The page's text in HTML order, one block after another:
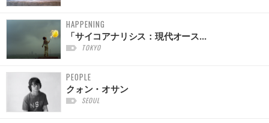
HAPPENING
「サイコアナリシス：現代オース...
TOKYO
PEOPLE
クォン・オサン
SEOUL